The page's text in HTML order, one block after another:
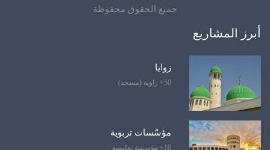
جميع الحقوق محفوظة
أبرز المشاريع
زوايا
50+ زاوية (مسجد)
مؤسّسات تربوية
10+ مؤسسة تعليمية